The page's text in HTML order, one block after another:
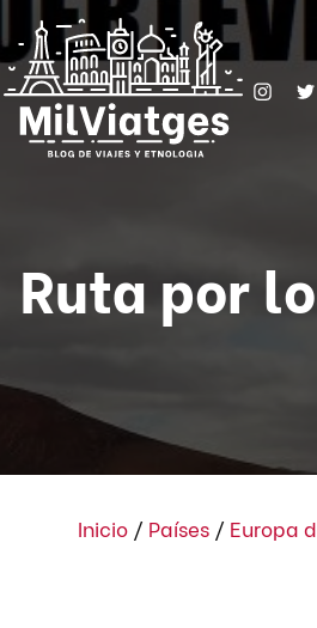
Ruta por
Inicio / Países / Europa